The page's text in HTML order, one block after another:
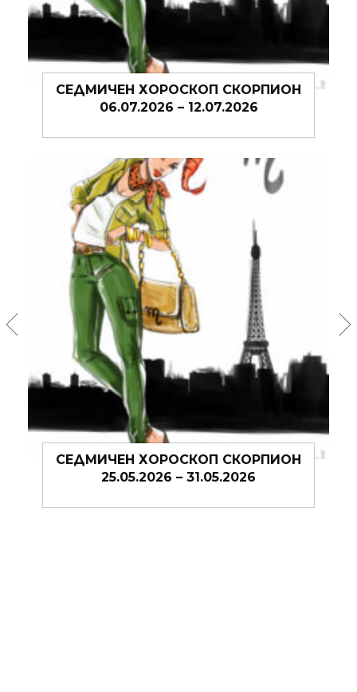
СЕДМИЧЕН ХОРОСКОП СКОРПИОН
06.07.2026 – 12.07.2026
СЕДМИЧЕН ХОРОСКОП СКОРПИОН
25.05.2026 – 31.05.2026